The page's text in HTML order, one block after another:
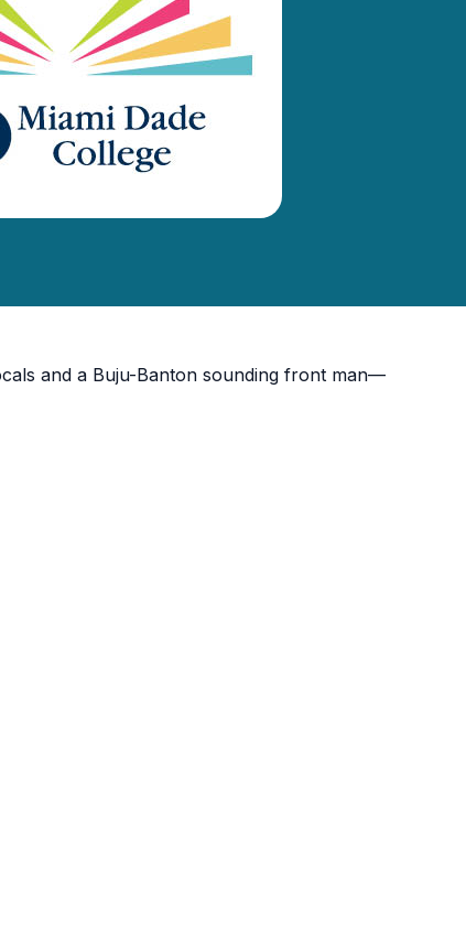
and a Buju-Banton sounding front man—